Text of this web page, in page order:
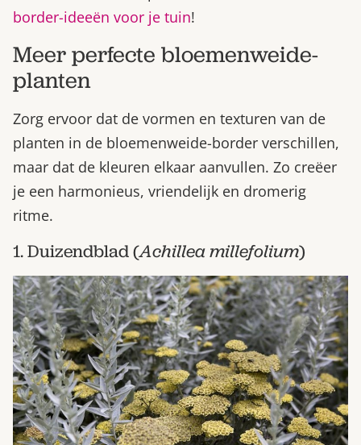
border-ideeën voor je tuin!
Meer perfecte bloemenweide-
planten
Zorg ervoor dat de vormen en texturen van de
planten in de bloemenweide-border verschillen,
maar dat de kleuren elkaar aanvullen. Zo creëer
je een harmonieus, vriendelijk en dromerig
ritme.
1. Duizendblad (Achillea millefolium)